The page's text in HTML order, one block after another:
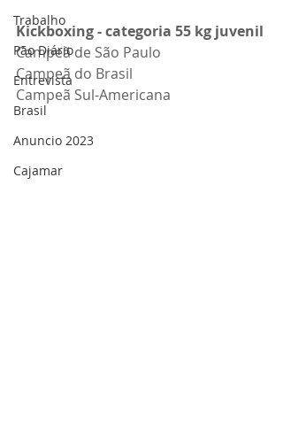
Trabalho
Pão Diário
Entrevista
Brasil
Anuncio 2023
Cajamar
Kickboxing - categoria 55 kg juvenil
Campeã de São Paulo
Campeã do Brasil
Campeã Sul-Americana